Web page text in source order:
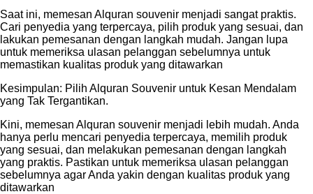
Saat ini, memesan Alquran souvenir menjadi sangat praktis.
Cari penyedia yang terpercaya, pilih produk yang sesuai, dan
lakukan pemesanan dengan langkah mudah. Jangan lupa
untuk memeriksa ulasan pelanggan sebelumnya untuk
memastikan kualitas produk yang ditawarkan
Kesimpulan: Pilih Alquran Souvenir untuk Kesan Mendalam
yang Tak Tergantikan.
Kini, memesan Alquran souvenir menjadi lebih mudah. Anda
hanya perlu mencari penyedia terpercaya, memilih produk
yang sesuai, dan melakukan pemesanan dengan langkah
yang praktis. Pastikan untuk memeriksa ulasan pelanggan
sebelumnya agar Anda yakin dengan kualitas produk yang
ditawarkan